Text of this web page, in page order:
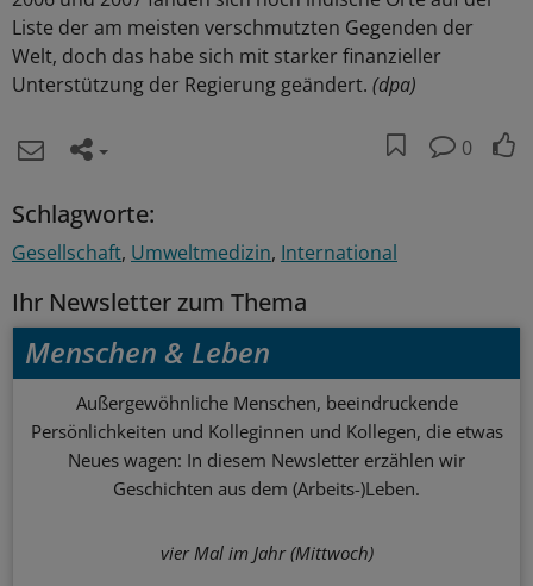
Liste der am meisten verschmutzten Gegenden der
Welt, doch das habe sich mit starker finanzieller
Unterstützung der Regierung geändert. (dpa)
0
Schlagworte:
Gesellschaft Umweltmedizin International
Ihr Newsletter zum Thema
Menschen & Leben
Außergewöhnliche Menschen, beeindruckende
Persönlichkeiten und Kolleginnen und Kollegen, die etwas
Neues wagen: In diesem Newsletter erzählen wir
Geschichten aus dem (Arbeits-)Leben.
vier Mal im Jahr (Mittwoch)